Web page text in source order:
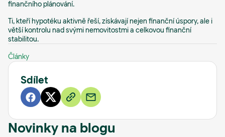
finančního plánování.
Ti, kteří hypotéku aktivně řeší, získávají nejen finanční úspory, ale i
větší kontrolu nad svými nemovitostmi a celkovou finanční
stabilitou.
Články
Sdílet
Novinky na blogu